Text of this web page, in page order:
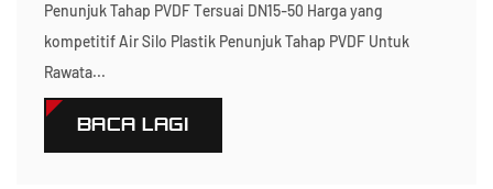
Penunjuk Tahap PVDF Tersuai DN15-50 Harga yang
kompetitif Air Silo Plastik Penunjuk Tahap PVDF Untuk
Rawata...
BACA LAGI